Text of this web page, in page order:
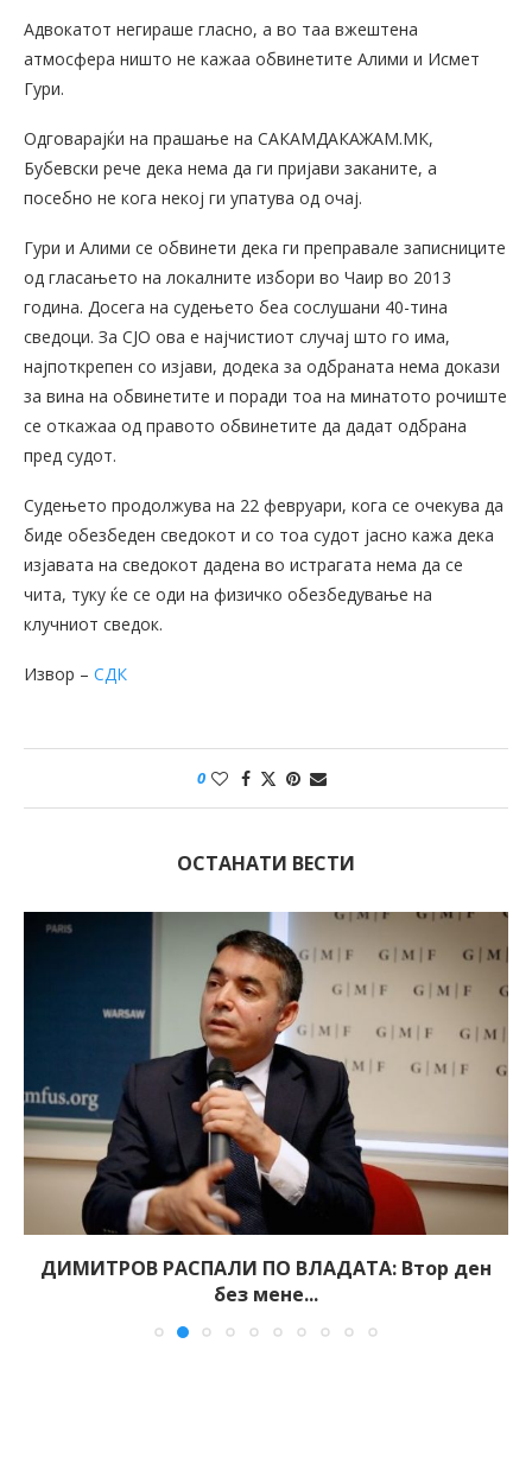
Адвокатот негираше гласно, а во таа вжештена
атмосфера ништо не кажаа обвинетите Алими и Исмет
Гури.
Одговарајќи на прашање на САКАМДАКАЖАМ.МК,
Бубевски рече дека нема да ги пријави заканите, а
посебно не кога некој ги упатува од очај.
Гури и Алими се обвинети дека ги преправале записниците
од гласањето на локалните избори во Чаир во 2013
година. Досега на судењето беа сослушани 40-тина
сведоци. За СЈО ова е најчистиот случај што го има,
најпоткрепен со изјави, додека за одбраната нема докази
за вина на обвинетите и поради тоа на минатото рочиште
се откажаа од правото обвинетите да дадат одбрана
пред судот.
Судењето продолжува на 22 февруари, кога се очекува да
биде обезбеден сведокот и со тоа судот јасно кажа дека
изјавата на сведокот дадена во истрагата нема да се
чита, туку ќе се оди на физичко обезбедување на
клучниот сведок.
Извор – СДК
0
ОСТАНАТИ ВЕСТИ
ДИМИТРОВ РАСПАЛИ ПО ВЛАДАТА: Втор ден
без мене...